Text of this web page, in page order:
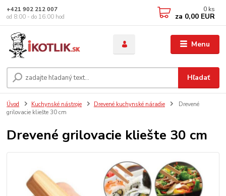
Menu
Hľadať
+421 902 212 007
od 8:00 - do 16:00 hod
0 ks
za 0,00 EUR
Úvod Kuchynské nástroje Drevené kuchynské náradie
Drevené
grilovacie kliešte 30 cm
Drevené grilovacie kliešte 30 cm